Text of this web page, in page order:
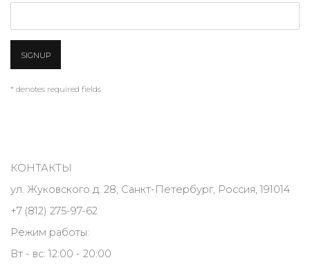
SIGNUP
* denotes required fields
КОНТАКТЫ
ул. Жуковского д. 28, Санкт-Петербург, Россия, 191014
+7 (812) 275-97-62
Режим работы:
Вт - вс: 12:00 - 20:00